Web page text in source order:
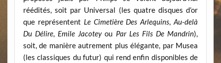
réédités, soit par Universal (les quatre disques d’or
que représentent Le Cimetière Des Arlequins ,Au-delà
Du Délire, Emile Jacoteyou Par Les Fils De Mandrin),
soit, de manière autrement plus élégante, par Musea
(les classiques du futur) qui rend enfin disponibles de